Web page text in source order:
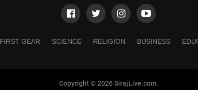
FIRST GEAR SCIENCE RELIGION BUSINESS
Copyright © 2026 SirajLive.com.